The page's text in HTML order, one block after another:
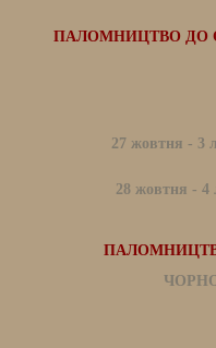
ПАЛОМНИЦТВО ДО
27 жовтня - 3
28 жовтня - 4